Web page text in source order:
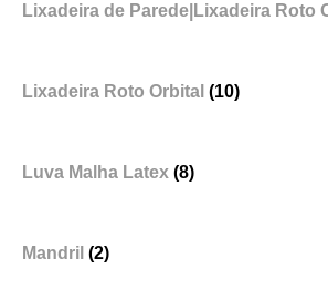
Lixadeira de Parede|Lixadeira Roto
Lixadeira Roto Orbital (10)
Luva Malha Latex (8)
Mandril (2)